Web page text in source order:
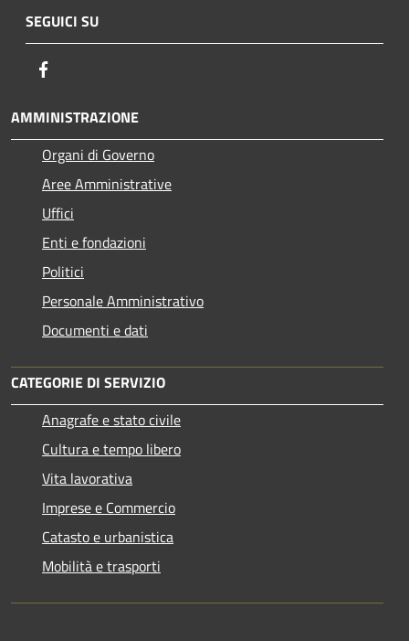
SEGUICI SU
AMMINISTRAZIONE
Organi di Governo
Aree Amministrative
Uffici
Enti e fondazioni
Politici
Personale Amministrativo
Documenti e dati
CATEGORIE DI SERVIZIO
Anagrafe e stato civile
Cultura e tempo libero
Vita lavorativa
Imprese e Commercio
Catasto e urbanistica
Mobilità e trasporti